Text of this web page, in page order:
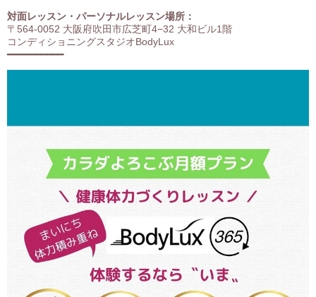
対面レッスン・パーソナルレッスン場所：
〒564-0052 大阪府吹田市広芝町4−32 大和ビル1階
コンディショニングスタジオBodyLux
━━━━━━━━━━